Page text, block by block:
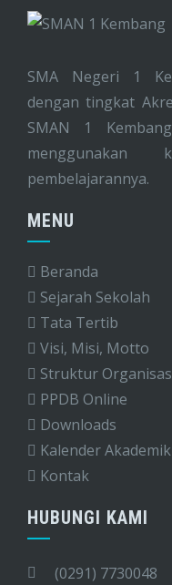
SMA Negeri 1
dengan tingkat
SMAN 1
pembelajarannya.
MENU
Beranda
Sejarah Sekolah
Tata Tertib
Visi, Misi, Motto
Struktur
PPDB Online
Downloads
Kalender Akademik
Kontak
HUBUNGI KAMI
(0291) 7730048